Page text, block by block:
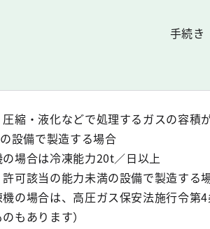
手続き
圧縮・液化などで処理するガスの容
設備で製造する場合
場合は冷凍能力20t／日以上
許可該当の能力未満の設備で製造する
機の場合は、高圧ガス保安法施行令
もあります）